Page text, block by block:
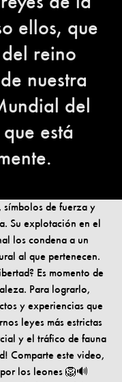
ellos, que
reino
nuestra
del
está
símbolos de fuerza y
Su explotación en el
los condena a un
al que pertenecen.
Es momento de
Para lograrlo,
y experiencias que
leyes más estrictas
y el tráfico de fauna
Comparte este video,
los leones 🦁🔊